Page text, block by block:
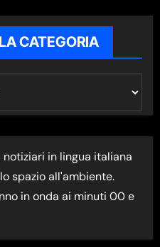
CATEGORIA
in lingua italiana
spazio all'ambiente.
in onda ai minuti 00 e